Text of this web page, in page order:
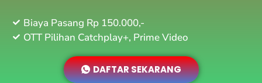
Biaya Pasang Rp 150.000,-
OTT Pilihan Catchplay+, Prime Video
DAFTAR SEKARANG